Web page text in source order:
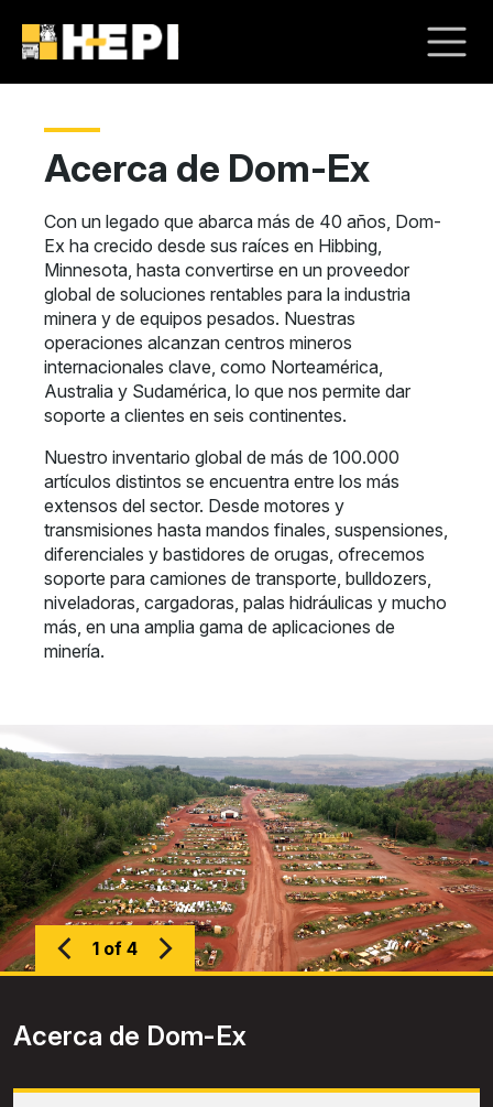
Acerca de Dom-Ex
Con un legado que abarca más de 40 años, Dom-
Ex ha crecido desde sus raíces en Hibbing,
Minnesota, hasta convertirse en un proveedor
global de soluciones rentables para la industria
minera y de equipos pesados. Nuestras
operaciones alcanzan centros mineros
internacionales clave, como Norteamérica,
Australia y Sudamérica, lo que nos permite dar
soporte a clientes en seis continentes.
Nuestro inventario global de más de 100.000
artículos distintos se encuentra entre los más
extensos del sector. Desde motores y
transmisiones hasta mandos finales, suspensiones,
diferenciales y bastidores de orugas, ofrecemos
soporte para camiones de transporte, bulldozers,
niveladoras, cargadoras, palas hidráulicas y mucho
más, en una amplia gama de aplicaciones de
minería.
1 of 4
Acerca de Dom-Ex